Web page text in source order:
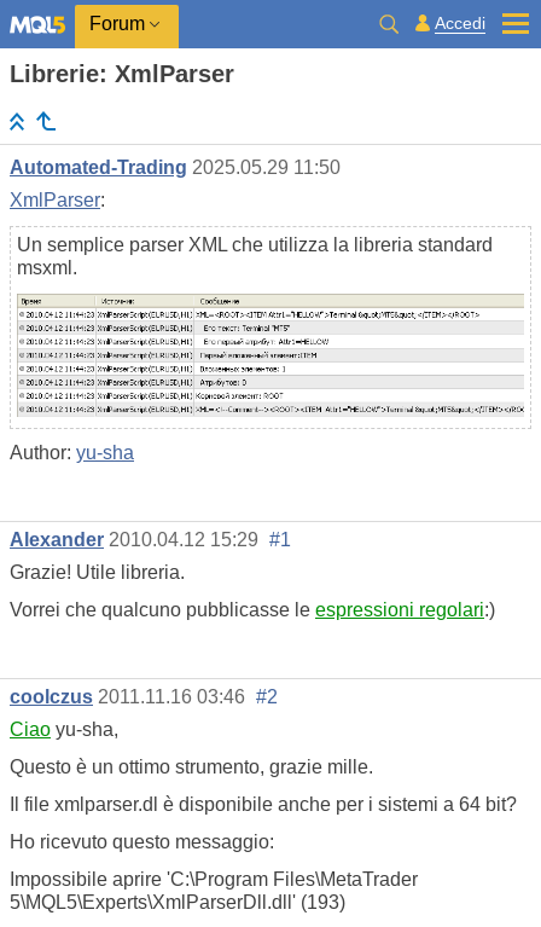
Forum Accedi
Librerie: XmlParser
Automated-Trading 2025.05.29 11:50
XmlParser:
Un semplice parser XML che utilizza la libreria standard
msxml.
Author: yu-sha
Alexander 2010.04.12 15:29 #1
Grazie! Utile libreria.
Vorrei che qualcuno pubblicasse le espressioni regolari:)
coolczus 2011.11.16 03:46 #2
Ciao yu-sha,
Questo è un ottimo strumento, grazie mille.
Il file xmlparser.dl è disponibile anche per i sistemi a 64 bit?
Ho ricevuto questo messaggio:
Impossibile aprire 'C:\Program Files\MetaTrader
5\MQL5\Experts\XmlParserDll.dll' (193)